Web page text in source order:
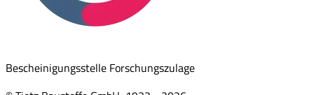
Bescheinigungsstelle Forschungszulage